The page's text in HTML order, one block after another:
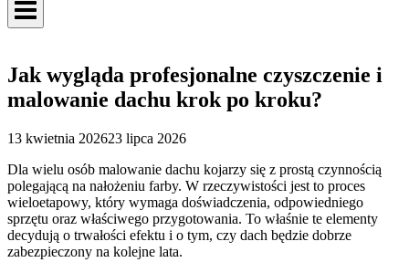
Jak wygląda profesjonalne czyszczenie i
malowanie dachu krok po kroku?
13 kwietnia 202623 lipca 2026
Dla wielu osób malowanie dachu kojarzy się z prostą czynnością
polegającą na nałożeniu farby. W rzeczywistości jest to proces
wieloetapowy, który wymaga doświadczenia, odpowiedniego
sprzętu oraz właściwego przygotowania. To właśnie te elementy
decydują o trwałości efektu i o tym, czy dach będzie dobrze
zabezpieczony na kolejne lata.